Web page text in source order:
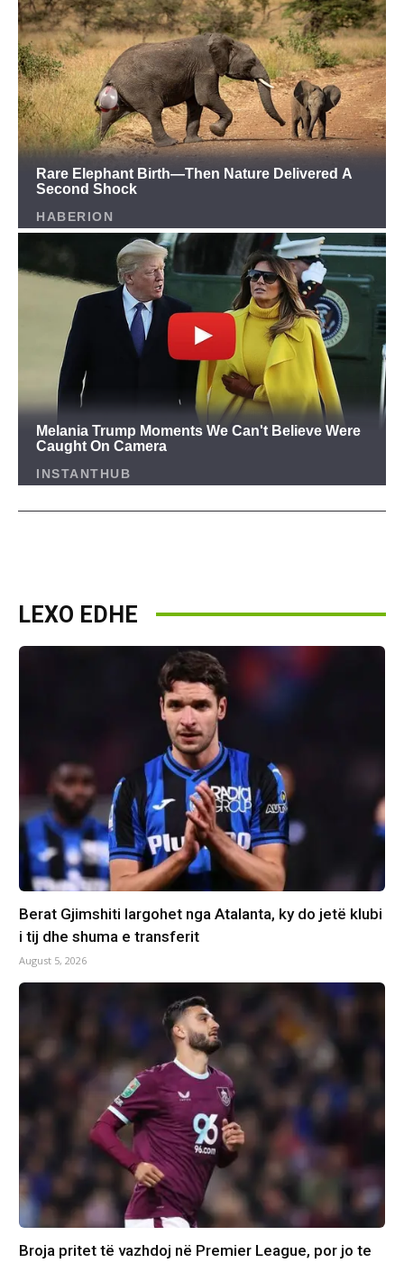
LEXO EDHE
Berat Gjimshiti largohet nga Atalanta, ky do jetë klubi
i tij dhe shuma e transferit
August 5, 2026
Broja pritet të vazhdoj në Premier League, por jo te